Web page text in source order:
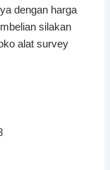
dengan harga
silakan
alat survey